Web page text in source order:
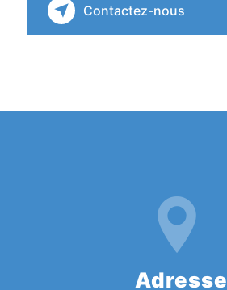
Contactez-nous
Adresse